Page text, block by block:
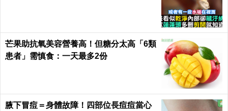
芒果助抗氧美容營養高！但糖分太高「6類
患者」需慎食：一天最多2份
腋下冒痘＝身體故障！四部位長痘痘當心